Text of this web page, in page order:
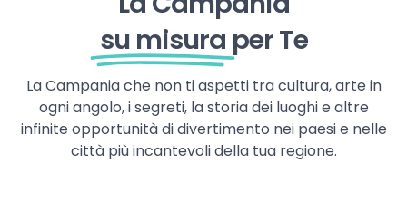
su misura per Te
La Campania che non ti aspetti tra cultura, arte in
ogni angolo, i segreti, la storia dei luoghi e altre
infinite opportunità di divertimento nei paesi e nelle
città più incantevoli della tua regione.